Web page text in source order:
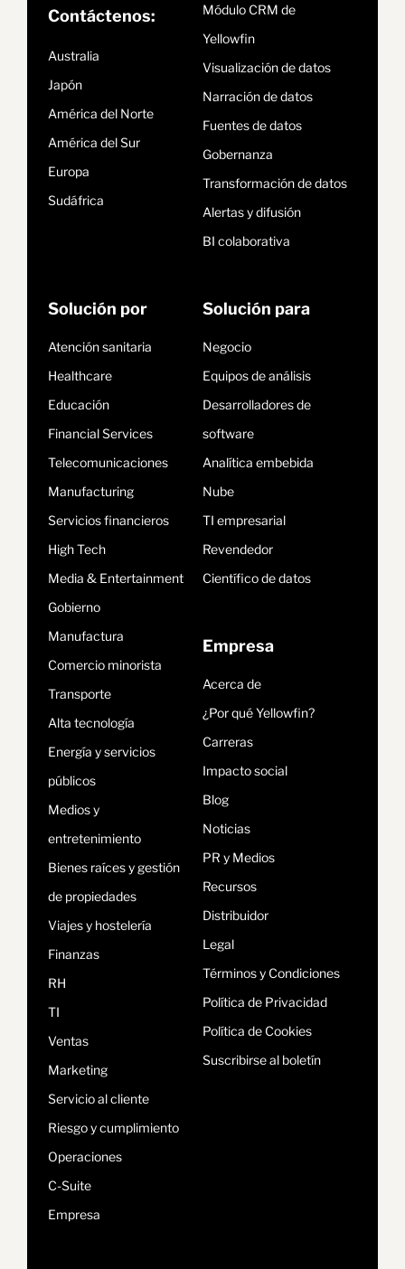
Contáctenos:
Australia
Japón
América del Norte
América del Sur
Europa
Sudáfrica
Módulo CRM de
Yellowfin
Visualización de datos
Narración de datos
Fuentes de datos
Gobernanza
Transformación de datos
Alertas y difusión
BI colaborativa
Solución por
Atención sanitaria
Healthcare
Educación
Financial Services
Telecomunicaciones
Manufacturing
Servicios financieros
High Tech
Media & Entertainment
Gobierno
Manufactura
Comercio minorista
Transporte
Alta tecnología
Energía y servicios
públicos
Medios y
entretenimiento
Bienes raíces y gestión
de propiedades
Viajes y hostelería
Finanzas
RH
TI
Ventas
Marketing
Servicio al cliente
Riesgo y cumplimiento
Operaciones
C-Suite
Empresa
Solución para
Negocio
Equipos de análisis
Desarrolladores de
software
Analítica embebida
Nube
TI empresarial
Revendedor
Científico de datos
Empresa
Acerca de
¿Por qué Yellowfin?
Carreras
Impacto social
Blog
Noticias
PR y Medios
Recursos
Distribuidor
Legal
Términos y Condiciones
Política de Privacidad
Política de Cookies
Suscribirse al boletín